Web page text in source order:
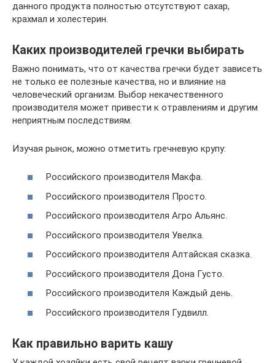
данного продукта полностью отсутствуют сахар,
крахмал и холестерин.
Каких производителей гречки выбирать
Важно понимать, что от качества гречки будет зависеть
не только ее полезные качества, но и влияние на
человеческий организм. Выбор некачественного
производителя может привести к отравлениям и другим
неприятным последствиям.
Изучая рынок, можно отметить гречневую крупу:
Российского производителя Макфа.
Российского производителя Просто.
Российского производителя Агро Альянс.
Российского производителя Увелка.
Российского производителя Алтайская сказка.
Российского производителя Дона Густо.
Российского производителя Каждый день.
Российского производителя Гудвилл.
Как правильно варить кашу